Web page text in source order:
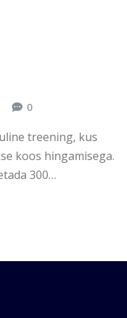
0
treening, kus
koos hingamisega.
300…